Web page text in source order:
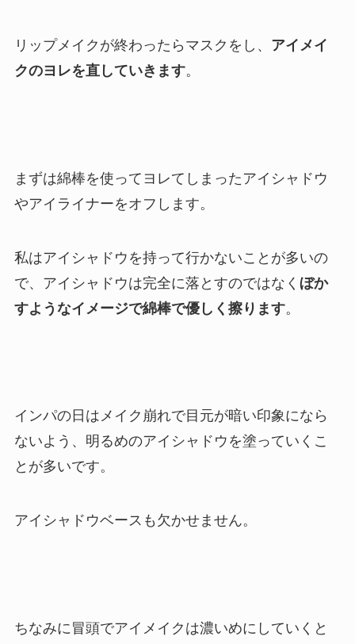
リップメイクが終わったらマスクをし、 アイメイ
クのヨレを直していきます。
まずは綿棒を使ってヨレてしまったアイシャドウ
やアイライナーをオフします。
私はアイシャドウを持って行かないことが多いの
で、アイシャドウは完全に落とすのではなく ぼか
すようなイメージで綿棒で優しく擦ります。
インパの日はメイク崩れで目元が暗い印象になら
ないよう、明るめのアイシャドウを塗っていくこ
とが多いです。
アイシャドウベースも欠かせません。
ちなみに冒頭でアイメイクは濃いめにしていくと